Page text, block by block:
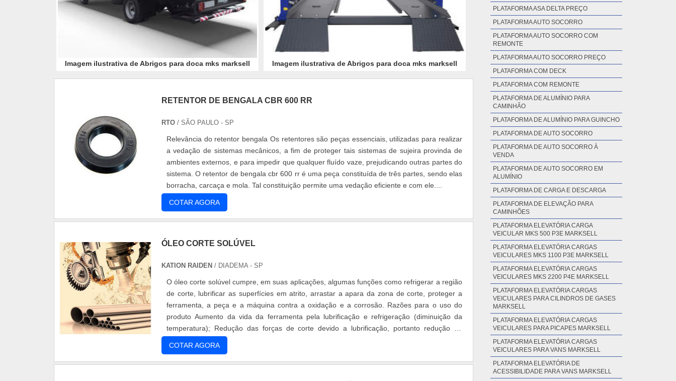
Imagem ilustrativa de Abrigos para doca mks marksell Imagem ilustrativa de Abrigos para doca mks marksell
RETENTOR DE BENGALA CBR 600 RR
RTO/ SÃO PAULO - SP
Relevância do retentor bengala Os retentores são peças essenciais, utilizadas para realizar
a vedação de sistemas mecânicos, a fim de proteger tais sistemas de sujeira provinda de
ambientes externos, e para impedir que qualquer fluído vaze, prejudicando outras partes do
sistema. O retentor de bengala cbr 600 rr é uma peça constituída de três partes, sendo elas
borracha, carcaça e mola. Tal constituição permite uma vedação eficiente e com ele....
COTAR AGORA
ÓLEO CORTE SOLÚVEL
KATION RAIDEN / DIADEMA - SP
O óleo corte solúvel cumpre, em suas aplicações, algumas funções como refrigerar a região
de corte, lubrificar as superfícies em atrito, arrastar a apara da zona de corte, proteger a
ferramenta, a peça e a máquina contra a oxidação e a corrosão. Razões para o uso do
produto Aumento da vida da ferramenta pela lubrificação e refrigeração (diminuição da
temperatura); Redução das forças de corte devido a lubrificação, portanto redução de
COTAR AGORA
PLATAFORMA ASA DELTA PREÇO
PLATAFORMA AUTO SOCORRO
PLATAFORMA AUTO SOCORRO COM
REMONTE
PLATAFORMA AUTO SOCORRO PREÇO
PLATAFORMA COM DECK
PLATAFORMA COM REMONTE
PLATAFORMA DE ALUMÍNIO PARA
CAMINHÃO
PLATAFORMA DE ALUMÍNIO PARA GUINCHO
PLATAFORMA DE AUTO SOCORRO
PLATAFORMA DE AUTO SOCORRO À
VENDA
PLATAFORMA DE AUTO SOCORRO EM
ALUMÍNIO
PLATAFORMA DE CARGA E DESCARGA
PLATAFORMA DE ELEVAÇÃO PARA
CAMINHÕES
PLATAFORMA ELEVATÓRIA CARGA
VEICULAR MKS 500 P3E MARKSELL
PLATAFORMA ELEVATÓRIA CARGAS
VEICULARES MKS 1100 P3E MARKSELL
PLATAFORMA ELEVATÓRIA CARGAS
VEICULARES MKS 2200 P4E MARKSELL
PLATAFORMA ELEVATÓRIA CARGAS
VEICULARES PARA CILINDROS DE GASES
MARKSELL
PLATAFORMA ELEVATÓRIA CARGAS
VEICULARES PARA PICAPES MARKSELL
PLATAFORMA ELEVATÓRIA CARGAS
VEICULARES PARA VANS MARKSELL
PLATAFORMA ELEVATÓRIA DE
ACESSIBILIDADE PARA VANS MARKSELL